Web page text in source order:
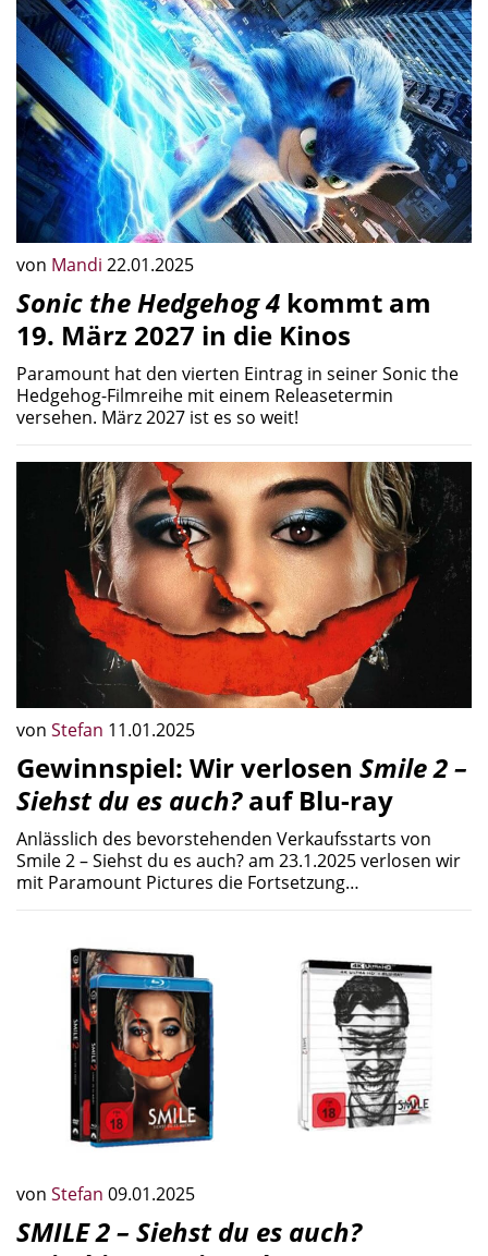
von Mandi 22.01.2025
Sonic the Hedgehog 4 kommt am
19. März 2027 in die Kinos
Paramount hat den vierten Eintrag in seiner Sonic the
Hedgehog-Filmreihe mit einem Releasetermin
versehen. März 2027 ist es so weit!
von Stefan 11.01.2025
Gewinnspiel: Wir verlosen Smile 2 –
Siehst du es auch?auf Blu-ray
Anlässlich des bevorstehenden Verkaufsstarts von
Smile 2 – Siehst du es auch? am 23.1.2025 verlosen wir
mit Paramount Pictures die Fortsetzung…
von Stefan 09.01.2025
SMILE 2 – Siehst du es auch?